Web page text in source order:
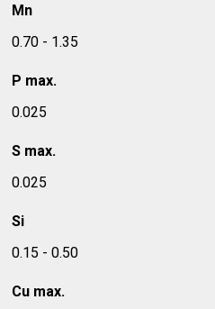
Mn
0.70 - 1.35
P max.
0.025
S max.
0.025
Si
0.15 - 0.50
Cu max.